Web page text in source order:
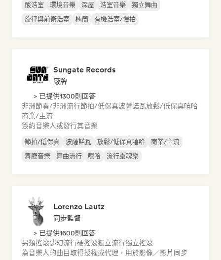
酸浩室 環境音樂 深屋 浩室音樂
獨立舞曲
旋律與前衛浩室
極簡 有機浩室/慢拍
Sungate Records
廠牌
> 已提供1300則回答
非洲節奏/非洲流行節拍/低保真波薩諾瓦放鬆/低保真嘻哈
商業/主流
簽約音樂人或發行其音樂
節拍/低保真 波薩諾瓦 放鬆/低保真嘻哈
商業/主流
舞廳音樂
舞曲流行 嘻哈 流行靈魂樂
Lorenzo Lautz
同步監督
> 已提供1600則回答
另類搖滾夢幻流行硬搖滾獨立流行獨立搖滾
為音樂人的曲目取得授權或代理，用於影像／影片同步